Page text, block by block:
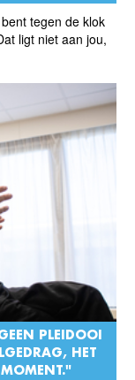
tegen de klok
ligt niet aan jou,
PLEIDOOI
HET